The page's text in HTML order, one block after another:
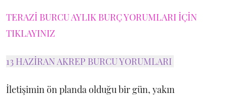
TERAZİ BURCU AYLIK BURÇ YORUMLARI İÇİN
TIKLAYINIZ
13 HAZİRAN AKREP BURCU YORUMLARI
İletişimin ön planda olduğu bir gün, yakın